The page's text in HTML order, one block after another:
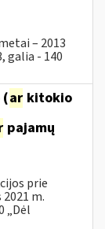
– 2013
galia - 140
ar kitokio
pajamų
prie
m.
„Dėl